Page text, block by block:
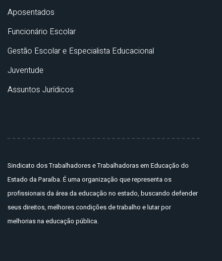
Aposentados
Funcionário Escolar
Gestão Escolar e Especialista Educacional
Juventude
Assuntos Jurídicos
Sindicato dos Trabalhadores e Trabalhadoras em Educação do
Estado da Paraíba. É uma organização que representa os
profissionais da área da educação no estado, buscando defender
seus direitos, melhores condições de trabalho e lutar por
melhorias na educação pública.